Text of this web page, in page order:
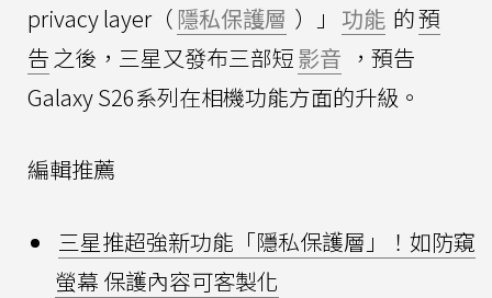
privacy layer（ 隱私保護層 ）」 功能 的預
告 之後，三星又發布三部短影音 ，預告
Galaxy S26系列在相機功能方面的升級。
編輯推薦
三星推超強新功能「隱私保護層」！如防窺
螢幕 保護內容可客製化